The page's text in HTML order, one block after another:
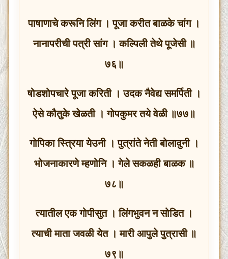
पाषाणाचे करूनि लिंग । पूजा करीत बाळके चांग ।
नानापरीची पत्री सांग । कल्पिली तेथे पूजेसी ॥
७६॥
षोडशोपचारे पूजा करिती । उदक नैवेद्य समर्पिती ।
ऐसे कौतुके खेळती । गोपकुमर तये वेळी ॥७७॥
गोपिका स्त्रिया येउनी । पुत्रांते नेती बोलावुनी ।
भोजनाकारणे म्हणोनि । गेले सकळही बाळक ॥
७८॥
त्यातील एक गोपीसुत । लिंगभुवन न सोडित ।
त्याची माता जवळी येत । मारी आपुले पुत्रासी ॥
७९॥